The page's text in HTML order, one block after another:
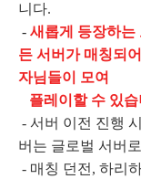
니다.
- 새롭게 등장하는
든 서버가 매칭되
자님들이 모여
플레이할 수 있습
- 서버 이전 진행
버는 글로벌 서버
- 매칭 던전, 하리